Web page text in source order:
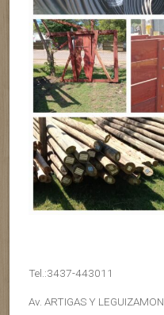
Tel.:3437-443011
Av. ARTIGAS Y LEGUIZAMON